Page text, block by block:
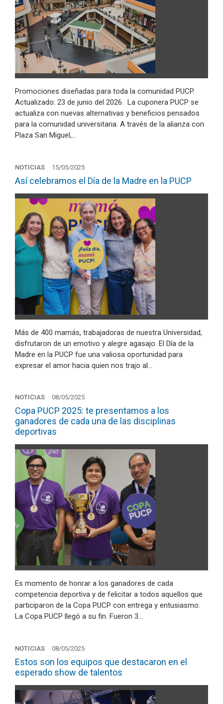
Promociones diseñadas para toda la comunidad PUCP.
Actualizado: 23 de junio del 2026. La cuponera PUCP se
actualiza con nuevas alternativas y beneficios pensados
para la comunidad universitaria. A través de la alianza con
Plaza San Miguel,…
NOTICIAS 15/05/2025
Así celebramos el Día de la Madre en la PUCP
Más de 400 mamás, trabajadoras de nuestra Universidad,
disfrutaron de un emotivo y alegre agasajo. El Día de la
Madre en la PUCP fue una valiosa oportunidad para
expresar el amor hacia quien nos trajo al…
NOTICIAS 08/05/2025
Copa PUCP 2025: te presentamos a los
ganadores de cada una de las disciplinas
deportivas
Es momento de honrar a los ganadores de cada
competencia deportiva y de felicitar a todos aquellos que
participaron de la Copa PUCP con entrega y entusiasmo.
La Copa PUCP llegó a su fin. Fueron 3…
NOTICIAS 08/05/2025
Estos son los equipos que destacaron en el
esperado show de talentos